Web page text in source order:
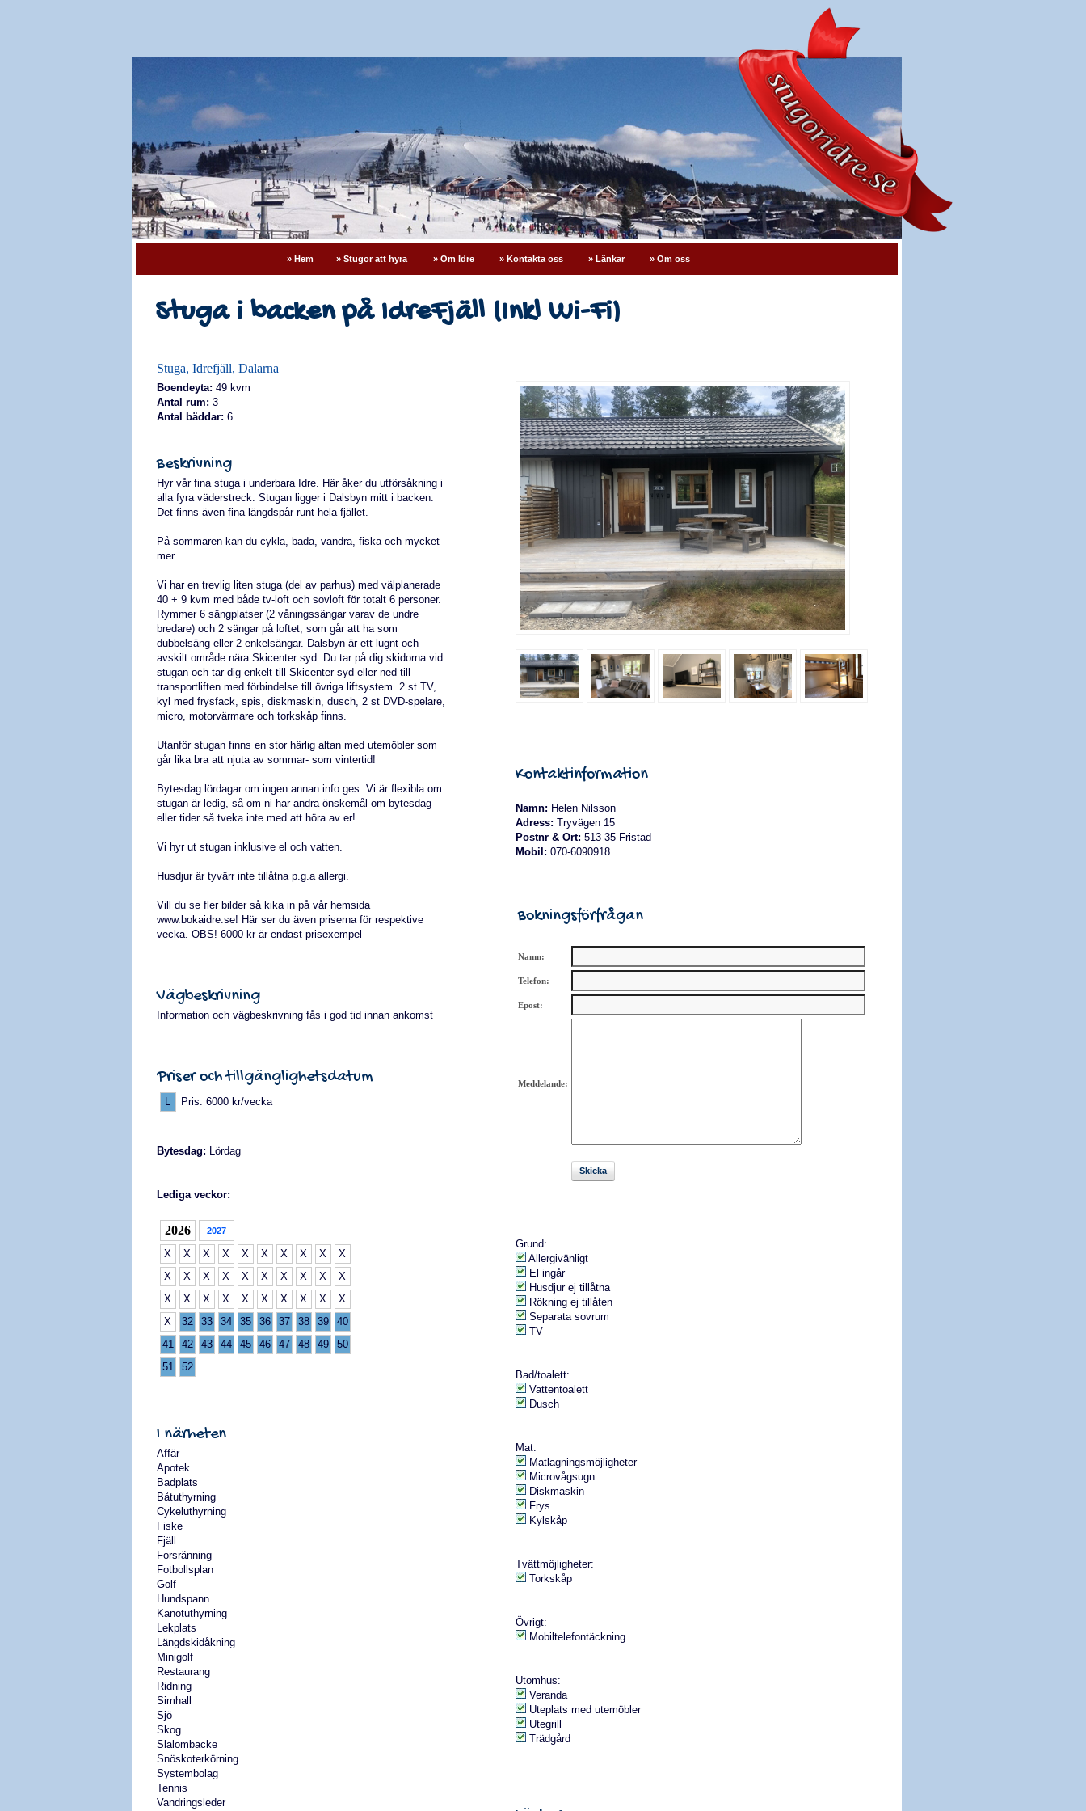
» Hem » Stugor att hyra » Om Idre » Kontakta oss » Länkar » Om oss
Stuga i backen på IdreFjäll (Inkl Wi-Fi)
Stuga, Idrefjäll, Dalarna
Boendeyta: 49 kvm
Antal rum: 3
Antal bäddar: 6
Beskrivning
Hyr vår fina stuga i underbara Idre. Här åker du utförsåkning i
alla fyra väderstreck. Stugan ligger i Dalsbyn mitt i backen.
Det finns även fina längdspår runt hela fjället.
På sommaren kan du cykla, bada, vandra, fiska och mycket
mer.
Vi har en trevlig liten stuga (del av parhus) med välplanerade
40 + 9 kvm med både tv-loft och sovloft för totalt 6 personer.
Rymmer 6 sängplatser (2 våningssängar varav de undre
bredare) och 2 sängar på loftet, som går att ha som
dubbelsäng eller 2 enkelsängar. Dalsbyn är ett lugnt och
avskilt område nära Skicenter syd. Du tar på dig skidorna vid
stugan och tar dig enkelt till Skicenter syd eller ned till
transportliften med förbindelse till övriga liftsystem. 2 st TV,
kyl med frysfack, spis, diskmaskin, dusch, 2 st DVD-spelare,
micro, motorvärmare och torkskåp finns.
Utanför stugan finns en stor härlig altan med utemöbler som
går lika bra att njuta av sommar- som vintertid!
Bytesdag lördagar om ingen annan info ges. Vi är flexibla om
stugan är ledig, så om ni har andra önskemål om bytesdag
eller tider så tveka inte med att höra av er!
Vi hyr ut stugan inklusive el och vatten.
Husdjur är tyvärr inte tillåtna p.g.a allergi.
Vill du se fler bilder så kika in på vår hemsida
www.bokaidre.se! Här ser du även priserna för respektive
vecka. OBS! 6000 kr är endast prisexempel
Vägbeskrivning
Information och vägbeskrivning fås i god tid innan ankomst
Priser och tillgänglighetsdatum
L Pris: 6000 kr/vecka
Bytesdag: Lördag
Lediga veckor:
2026 2027
X X X X X X X X X
X
X
X X X X X X X X
X
X
X X X X X X X X
X
X
32 33 34 35 36 37 38 39
40
41
42 43 44 45 46 47 48 49
50
51
52
I närheten
Affär
Apotek
Badplats
Båtuthyrning
Cykeluthyrning
Fiske
Fjäll
Forsränning
Fotbollsplan
Golf
Hundspann
Kanotuthyrning
Lekplats
Längdskidåkning
Minigolf
Restaurang
Ridning
Simhall
Sjö
Skog
Slalombacke
Snöskoterkörning
Systembolag
Tennis
Vandringsleder
Kontaktinformation
Namn: Helen Nilsson
Adress: Tryvägen 15
Postnr & Ort: 513 35 Fristad
Mobil: 070-6090918
Bokningsförfrågan
Namn:
Telefon:
Epost:
Meddelande:
Grund:
Allergivänligt
El ingår
Husdjur ej tillåtna
Rökning ej tillåten
Separata sovrum
TV
Bad/toalett:
Vattentoalett
Dusch
Mat:
Matlagningsmöjligheter
Microvågsugn
Diskmaskin
Frys
Kylskåp
Tvättmöjligheter:
Torkskåp
Övrigt:
Mobiltelefontäckning
Utomhus:
Veranda
Uteplats med utemöbler
Utegrill
Trädgård